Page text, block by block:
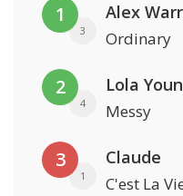
1
3
Alex
Ordinary
2
4
Lola
Messy
3
1
Claude
C'est La